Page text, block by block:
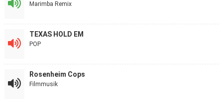
Marimba Remix
TEXAS HOLD EM
POP
Rosenheim Cops
Filmmusik